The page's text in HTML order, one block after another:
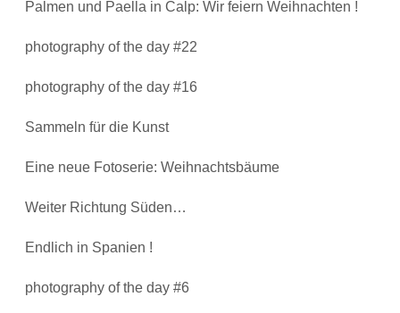
Palmen und Paella in Calp: Wir feiern Weihnachten !
photography of the day #22
photography of the day #16
Sammeln für die Kunst
Eine neue Fotoserie: Weihnachtsbäume
Weiter Richtung Süden…
Endlich in Spanien !
photography of the day #6